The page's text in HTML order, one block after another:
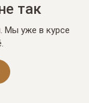
так
Мы уже в курсе